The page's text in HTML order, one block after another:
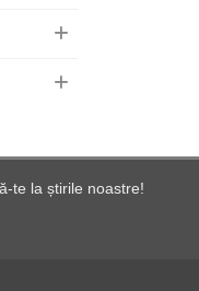
te la știrile noastre!